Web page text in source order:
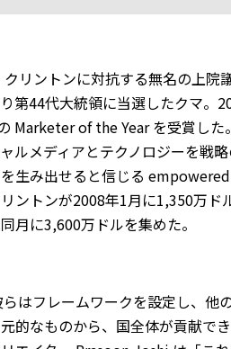
リントンに対抗する無名の上院
第44代大統領に当選したクマ。
Marketer of the Year を受賞した
ルメディアとテクノロジーを戦
生み出せると信じる
ントンが2008年1月に1,350万ド
月に3,600万ドルを集めた。
はフレームワークを設定し、他
的なものから、国全体が貢献で